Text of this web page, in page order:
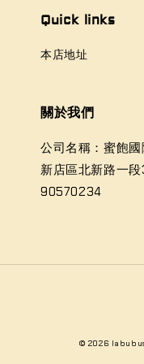
Quick links
本店地址
關於我們
公司名稱：蜜飽
新店區北新路一
90570234
© 2026